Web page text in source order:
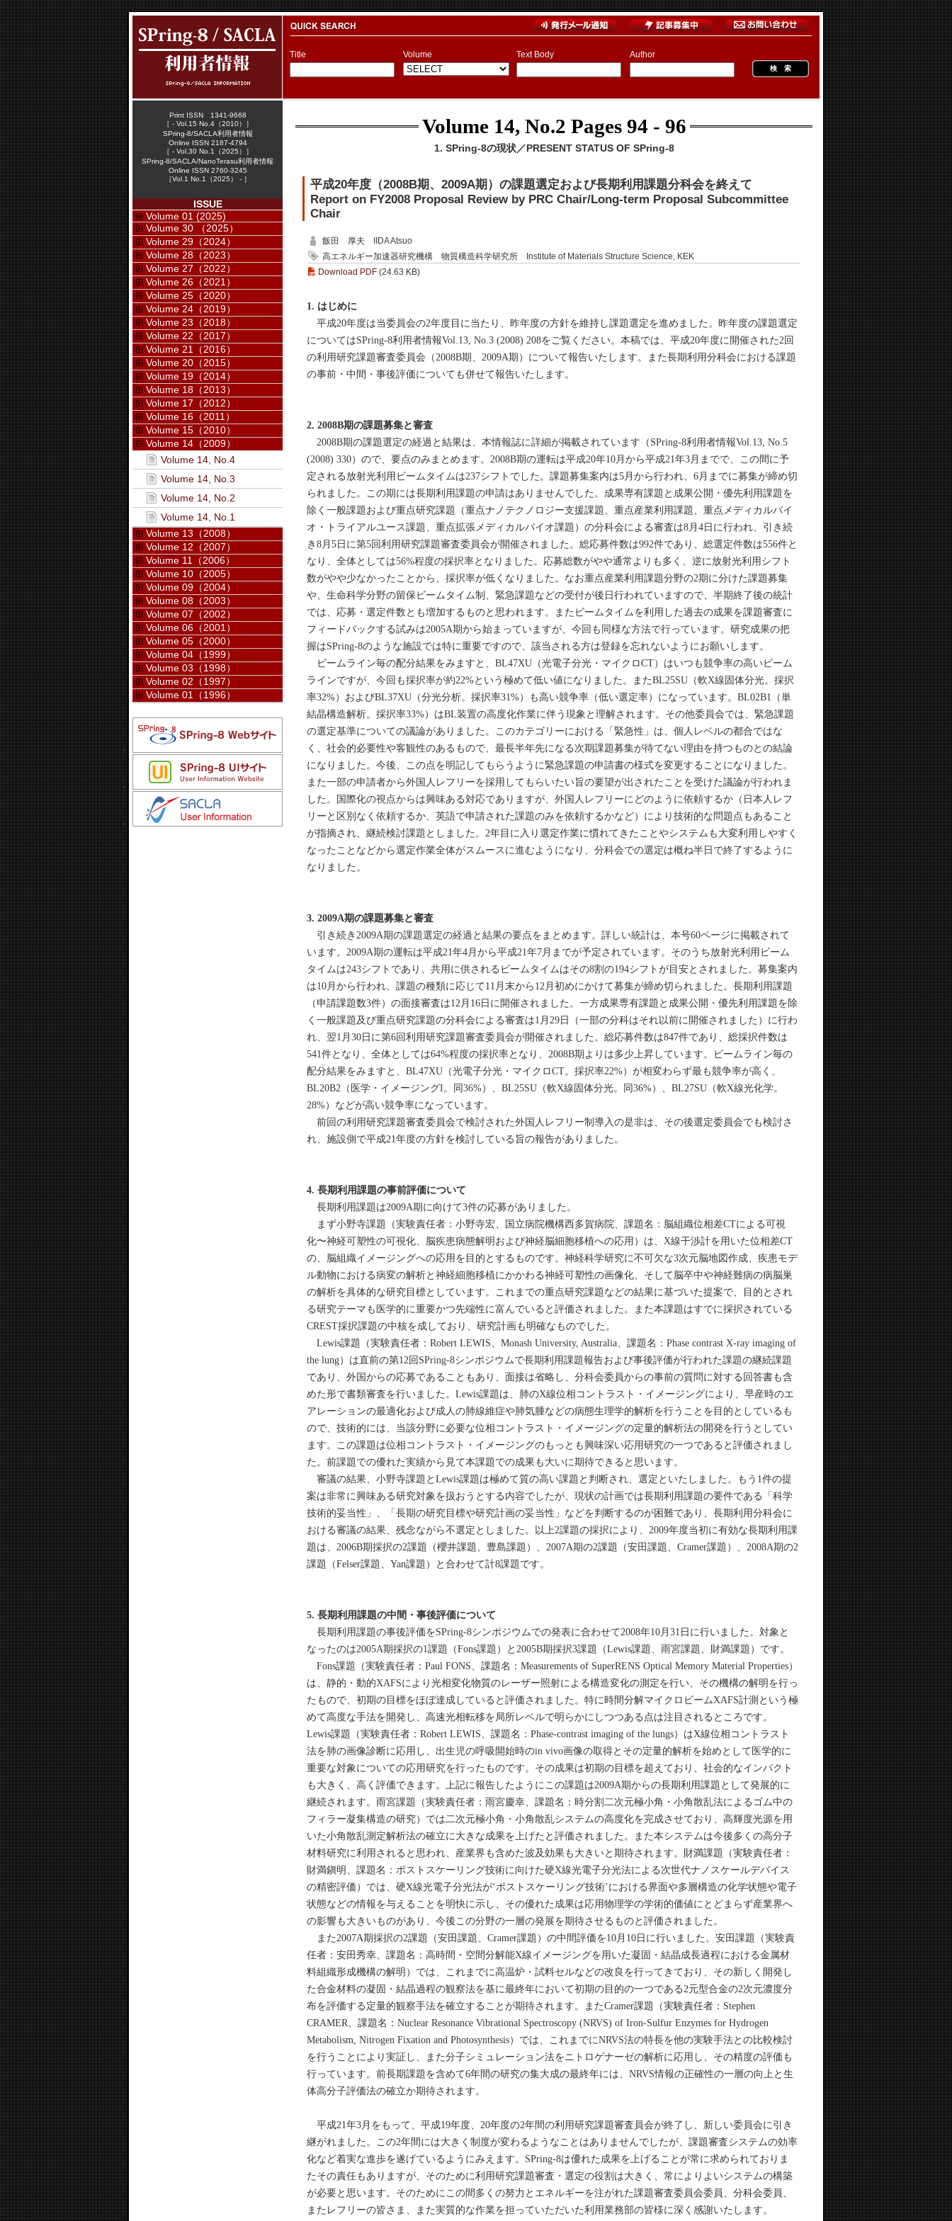
Title Volume Text Body Author
Volume 14, No.2 Pages 94 - 96
1. SPring-8の現状／PRESENT STATUS OF SPring-8
平成20年度（2008B期、2009A期）の課題選定および長期利用課題分科会を終えて
Report on FY2008 Proposal Review by PRC Chair/Long-term Proposal Subcommittee
Chair
飯田 厚夫 IIDA Atsuo
高エネルギー加速器研究機構 物質構造科学研究所 Institute of Materials Structure Science, KEK
Download PDF (24.63 KB)
1. はじめに
平成20年度は当委員会の2年度目に当たり、昨年度の方針を維持し課題選定を進めました。昨年度の課題選定
についてはSPring-8利用者情報Vol.13, No.3 (2008) 208をご覧ください。本稿では、平成20年度に開催された2回
の利用研究課題審査委員会（2008B期、2009A期）について報告いたします。また長期利用分科会における課題
の事前・中間・事後評価についても併せて報告いたします。
2. 2008B期の課題募集と審査
2008B期の課題選定の経過と結果は、本情報誌に詳細が掲載されています（SPring-8利用者情報Vol.13, No.5
(2008) 330）ので、要点のみまとめます。2008B期の運転は平成20年10月から平成21年3月までで、この間に予
定される放射光利用ビームタイムは237シフトでした。課題募集案内は5月から行われ、6月までに募集が締め切
られました。この期には長期利用課題の申請はありませんでした。成果専有課題と成果公開・優先利用課題を
除く一般課題および重点研究課題（重点ナノテクノロジー支援課題、重点産業利用課題、重点メディカルバイ
オ・トライアルユース課題、重点拡張メディカルバイオ課題）の分科会による審査は8月4日に行われ、引き続
き8月5日に第5回利用研究課題審査委員会が開催されました。総応募件数は992件であり、総選定件数は556件と
なり、全体としては56%程度の採択率となりました。応募総数がやや通常よりも多く、逆に放射光利用シフト
数がやや少なかったことから、採択率が低くなりました。なお重点産業利用課題分野の2期に分けた課題募集
や、生命科学分野の留保ビームタイム制、緊急課題などの受付が後日行われていますので、半期終了後の統計
では、応募・選定件数とも増加するものと思われます。またビームタイムを利用した過去の成果を課題審査に
フィードバックする試みは2005A期から始まっていますが、今回も同様な方法で行っています。研究成果の把
握はSPring-8のような施設では特に重要ですので、該当される方は登録を忘れないようにお願いします。
ビームライン毎の配分結果をみますと、BL47XU（光電子分光・マイクロCT）はいつも競争率の高いビーム
ラインですが、今回も採択率が約22%という極めて低い値になりました。またBL25SU（軟X線固体分光。採択
率32%）およびBL37XU（分光分析。採択率31%）も高い競争率（低い選定率）になっています。BL02B1（単
結晶構造解析。採択率33%）はBL装置の高度化作業に伴う現象と理解されます。その他委員会では、緊急課題
の選定基準についての議論がありました。このカテゴリーにおける「緊急性」は、個人レベルの都合ではな
く、社会的必要性や客観性のあるもので、最長半年先になる次期課題募集が待てない理由を持つものとの結論
になりました。今後、この点を明記してもらうように緊急課題の申請書の様式を変更することになりました。
また一部の申請者から外国人レフリーを採用してもらいたい旨の要望が出されたことを受けた議論が行われま
した。国際化の視点からは興味ある対応でありますが、外国人レフリーにどのように依頼するか（日本人レフ
リーと区別なく依頼するか、英語で申請された課題のみを依頼するかなど）により技術的な問題点もあること
が指摘され、継続検討課題としました。2年目に入り選定作業に慣れてきたことやシステムも大変利用しやすく
なったことなどから選定作業全体がスムースに進むようになり、分科会での選定は概ね半日で終了するように
なりました。
3. 2009A期の課題募集と審査
引き続き2009A期の課題選定の経過と結果の要点をまとめます。詳しい統計は、本号60ページに掲載されて
います。2009A期の運転は平成21年4月から平成21年7月までが予定されています。そのうち放射光利用ビーム
タイムは243シフトであり、共用に供されるビームタイムはその8割の194シフトが目安とされました。募集案内
は10月から行われ、課題の種類に応じて11月末から12月初めにかけて募集が締め切られました。長期利用課題
（申請課題数3件）の面接審査は12月16日に開催されました。一方成果専有課題と成果公開・優先利用課題を除
く一般課題及び重点研究課題の分科会による審査は1月29日（一部の分科はそれ以前に開催されました）に行わ
れ、翌1月30日に第6回利用研究課題審査委員会が開催されました。総応募件数は847件であり、総採択件数は
541件となり、全体としては64%程度の採択率となり、2008B期よりは多少上昇しています。ビームライン毎の
配分結果をみますと、BL47XU（光電子分光・マイクロCT。採択率22%）が相変わらず最も競争率が高く、
BL20B2（医学・イメージングI。同36%）、BL25SU（軟X線固体分光。同36%）、BL27SU（軟X線光化学。
28%）などが高い競争率になっています。
前回の利用研究課題審査委員会で検討された外国人レフリー制導入の是非は、その後選定委員会でも検討さ
れ、施設側で平成21年度の方針を検討している旨の報告がありました。
4. 長期利用課題の事前評価について
長期利用課題は2009A期に向けて3件の応募がありました。
まず小野寺課題（実験責任者：小野寺宏、国立病院機構西多賀病院、課題名：脳組織位相差CTによる可視
化〜神経可塑性の可視化、脳疾患病態解明および神経脳細胞移植への応用）は、X線干渉計を用いた位相差CT
の、脳組織イメージングへの応用を目的とするものです。神経科学研究に不可欠な3次元脳地図作成、疾患モデ
ル動物における病変の解析と神経細胞移植にかかわる神経可塑性の画像化、そして脳卒中や神経難病の病脳巣
の解析を具体的な研究目標としています。これまでの重点研究課題などの結果に基づいた提案で、目的とされ
る研究テーマも医学的に重要かつ先端性に富んでいると評価されました。また本課題はすでに採択されている
CREST採択課題の中核を成しており、研究計画も明確なものでした。
Lewis課題（実験責任者：Robert LEWIS、Monash University, Australia、課題名：Phase contrast X-ray imaging of
the lung）は直前の第12回SPring-8シンポジウムで長期利用課題報告および事後評価が行われた課題の継続課題
であり、外国からの応募であることもあり、面接は省略し、分科会委員からの事前の質問に対する回答書も含
めた形で書類審査を行いました。Lewis課題は、肺のX線位相コントラスト・イメージングにより、早産時のエ
アレーションの最適化および成人の肺線維症や肺気腫などの病態生理学的解析を行うことを目的としているも
ので、技術的には、当該分野に必要な位相コントラスト・イメージングの定量的解析法の開発を行うとしてい
ます。この課題は位相コントラスト・イメージングのもっとも興味深い応用研究の一つであると評価されまし
た。前課題での優れた実績から見て本課題での成果も大いに期待できると思います。
審議の結果、小野寺課題とLewis課題は極めて質の高い課題と判断され、選定といたしました。もう1件の提
案は非常に興味ある研究対象を扱おうとする内容でしたが、現状の計画では長期利用課題の要件である「科学
技術的妥当性」、「長期の研究目標や研究計画の妥当性」などを判断するのが困難であり、長期利用分科会に
おける審議の結果、残念ながら不選定としました。以上2課題の採択により、2009年度当初に有効な長期利用課
題は、2006B期採択の2課題（櫻井課題、豊島課題）、2007A期の2課題（安田課題、Cramer課題）、2008A期の2
課題（Felser課題、Yan課題）と合わせて計8課題です。
5. 長期利用課題の中間・事後評価について
長期利用課題の事後評価をSPring-8シンポジウムでの発表に合わせて2008年10月31日に行いました。対象と
なったのは2005A期採択の1課題（Fons課題）と2005B期採択3課題（Lewis課題、雨宮課題、財満課題）です。
Fons課題（実験責任者：Paul FONS、課題名：Measurements of SuperRENS Optical Memory Material Properties）
は、静的・動的XAFSにより光相変化物質のレーザー照射による構造変化の測定を行い、その機構の解明を行っ
たもので、初期の目標をほぼ達成していると評価されました。特に時間分解マイクロビームXAFS計測という極
めて高度な手法を開発し、高速光相転移を局所レベルで明らかにしつつある点は注目されるところです。
Lewis課題（実験責任者：Robert LEWIS、課題名：Phase-contrast imaging of the lungs）はX線位相コントラスト
法を肺の画像診断に応用し、出生児の呼吸開始時のin vivo画像の取得とその定量的解析を始めとして医学的に
重要な対象についての応用研究を行ったものです。その成果は初期の目標を超えており、社会的なインパクト
も大きく、高く評価できます。上記に報告したようにこの課題は2009A期からの長期利用課題として発展的に
継続されます。雨宮課題（実験責任者：雨宮慶幸、課題名：時分割二次元極小角・小角散乱法によるゴム中の
フィラー凝集構造の研究）では二次元極小角・小角散乱システムの高度化を完成させており、高輝度光源を用
いた小角散乱測定解析法の確立に大きな成果を上げたと評価されました。また本システムは今後多くの高分子
材料研究に利用されると思われ、産業界も含めた波及効果も大きいと期待されます。財満課題（実験責任者：
財満鎭明、課題名：ポストスケーリング技術に向けた硬X線光電子分光法による次世代ナノスケールデバイス
の精密評価）では、硬X線光電子分光法が‘ポストスケーリング技術’における界面や多層構造の化学状態や電子
状態などの情報を与えることを明快に示し、その優れた成果は応用物理学の学術的価値にとどまらず産業界へ
の影響も大きいものがあり、今後この分野の一層の発展を期待させるものと評価されました。
また2007A期採択の2課題（安田課題、Cramer課題）の中間評価を10月10日に行いました。安田課題（実験責
任者：安田秀幸、課題名：高時間・空間分解能X線イメージングを用いた凝固・結晶成長過程における金属材
料組織形成機構の解明）では、これまでに高温炉・試料セルなどの改良を行ってきており、その新しく開発し
た合金材料の凝固・結晶過程の観察法を基に最終年において初期の目的の一つである2元型合金の2次元濃度分
布を評価する定量的観察手法を確立することが期待されます。またCramer課題（実験責任者：Stephen
CRAMER、課題名：Nuclear Resonance Vibrational Spectroscopy (NRVS) of Iron-Sulfur Enzymes for Hydrogen
Metabolism, Nitrogen Fixation and Photosynthesis）では、これまでにNRVS法の特長を他の実験手法との比較検討
を行うことにより実証し、また分子シミュレーション法をニトロゲナーゼの解析に応用し、その精度の評価も
行っています。前長期課題を含めて6年間の研究の集大成の最終年には、NRVS情報の正確性の一層の向上と生
体高分子評価法の確立か期待されます。
平成21年3月をもって、平成19年度、20年度の2年間の利用研究課題審査員会が終了し、新しい委員会に引き
継がれました。この2年間には大きく制度が変わるようなことはありませんでしたが、課題審査システムの効率
化など着実な進歩を遂げているようにみえます。SPring-8は優れた成果を上げることが常に求められておりま
たその責任もありますが、そのために利用研究課題審査・選定の役割は大きく、常によりよいシステムの構築
が必要と思います。そのためにこの間多くの努力とエネルギーを注がれた課題審査委員会委員、分科会委員、
またレフリーの皆さま、また実質的な作業を担っていただいた利用業務部の皆様に深く感謝いたします。
Print ISSN 1341-9668
［ - Vol.15 No.4（2010）］
SPring-8/SACLA利用者情報
Online ISSN 2187-4794
［ - Vol.30 No.1（2025）］
SPring-8/SACLA/NanoTerasu利用者情報
Online ISSN 2760-3245
［Vol.1 No.1（2025） - ］
ISSUE
Volume 01 (2025)
Volume 30 （2025）
Volume 29（2024）
Volume 28（2023）
Volume 27（2022）
Volume 26（2021）
Volume 25（2020）
Volume 24（2019）
Volume 23（2018）
Volume 22（2017）
Volume 21（2016）
Volume 20（2015）
Volume 19（2014）
Volume 18（2013）
Volume 17（2012）
Volume 16（2011）
Volume 15（2010）
Volume 14（2009）
Volume 14, No.4
Volume 14, No.3
Volume 14, No.2
Volume 14, No.1
Volume 13（2008）
Volume 12（2007）
Volume 11（2006）
Volume 10（2005）
Volume 09（2004）
Volume 08（2003）
Volume 07（2002）
Volume 06（2001）
Volume 05（2000）
Volume 04（1999）
Volume 03（1998）
Volume 02（1997）
Volume 01（1996）